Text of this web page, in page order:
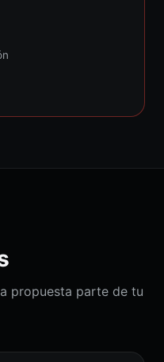
propuesta parte de tu